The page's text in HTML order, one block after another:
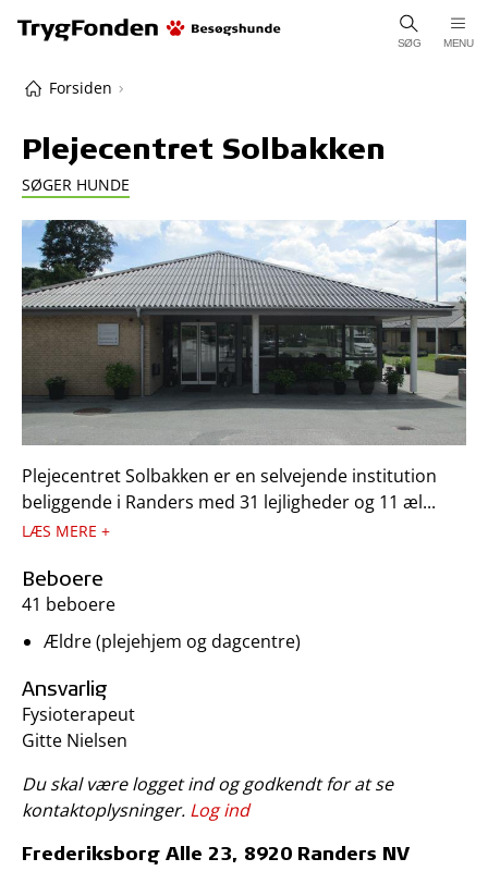
MENU
SØG
Forsiden
Plejecentret Solbakken
SØGER HUNDE
Plejecentret Solbakken er en selvejende institution
beliggende i Randers med 31 lejligheder og 11 æl...
LÆS MERE +
Beboere
41 beboere
Ældre (plejehjem og dagcentre)
Ansvarlig
Fysioterapeut
Gitte Nielsen
Du skal være logget ind og godkendt for at se
kontaktoplysninger. Log ind
Frederiksborg Alle 23, 8920 Randers NV